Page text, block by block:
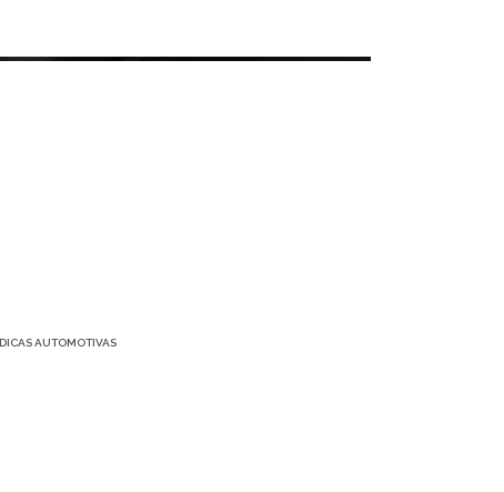
DICAS AUTOMOTIVAS